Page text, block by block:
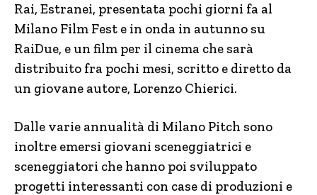
Rai, Estranei, presentata pochi giorni fa al
Milano Film Fest e in onda in autunno su
RaiDue, e un film per il cinema che sarà
distribuito fra pochi mesi, scritto e diretto da
un giovane autore, Lorenzo Chierici.
Dalle varie annualità di Milano Pitch sono
inoltre emersi giovani sceneggiatrici e
sceneggiatori che hanno poi sviluppato
progetti interessanti con case di produzioni e